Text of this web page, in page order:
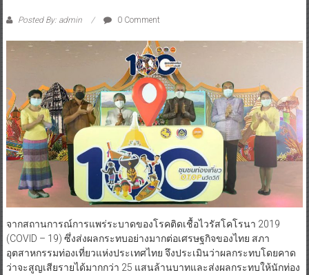
Posted By: admin 0 Comment
จากสถานการณ์การแพร่ระบาดของโรคติดเชื้อไวรัสโคโรนา 2019
(COVID – 19) ซึ่งส่งผลกระทบอย่างมากต่อเศรษฐกิจของไทย สภา
อุตสาหกรรมท่องเที่ยวแห่งประเทศไทย จึงประเมินว่าผลกระทบโดยคาด
ว่าจะสูญเสียรายได้มากกว่า 25 แสนล้านบาทและส่งผลกระทบให้นักท่อง